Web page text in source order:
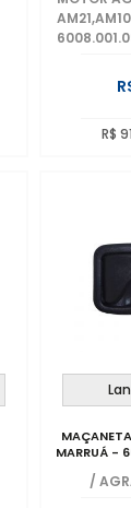
R$
MARRUÁ -
/